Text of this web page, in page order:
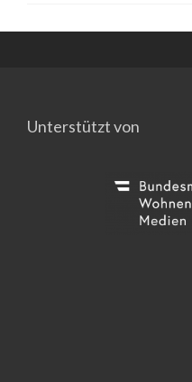
Unterstützt von